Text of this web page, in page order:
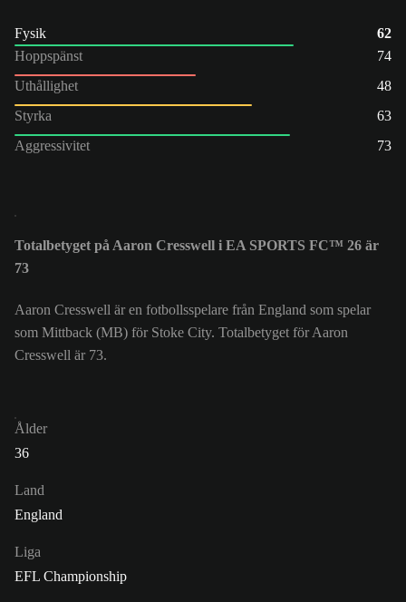
Fysik
62
Hoppspänst
74
Uthållighet
48
Styrka
63
Aggressivitet
73
Totalbetyget på Aaron Cresswell i EA SPORTS FC™ 26 är
73
Aaron Cresswell är en fotbollsspelare från England som spelar
som Mittback (MB) för Stoke City. Totalbetyget för Aaron
Cresswell är 73.
Ålder
36
Land
England
Liga
EFL Championship